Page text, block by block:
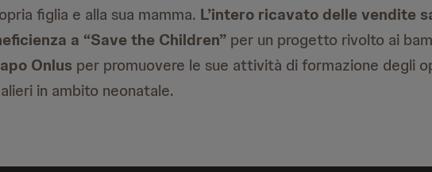
figlia e alla sua mamma. L’intero ricavato delle vendite
a “Save the Children” per un progetto rivolto ai
Onlus per promuovere le sue attività di formazione degli
in ambito neonatale.